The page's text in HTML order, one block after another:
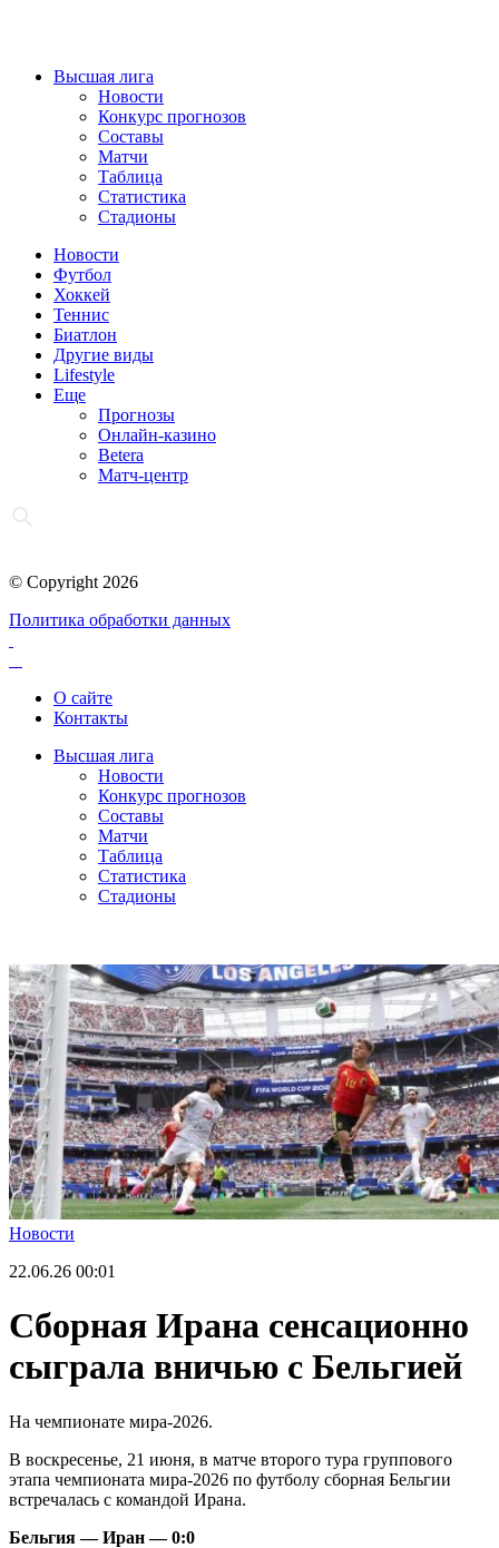
Высшая лига
Новости
Конкурс прогнозов
Составы
Матчи
Таблица
Статистика
Стадионы
Новости
Футбол
Хоккей
Теннис
Биатлон
Другие виды
Lifestyle
Еще
Прогнозы
Онлайн-казино
Betera
Матч-центр
© Copyright 2026
Политика обработки данных
О сайте
Контакты
Высшая лига
Новости
Конкурс прогнозов
Составы
Матчи
Таблица
Статистика
Стадионы
Новости
22.06.26 00:01
Сборная Ирана сенсационно
сыграла вничью с Бельгией
На чемпионате мира-2026.
В воскресенье, 21 июня, в матче второго тура группового
этапа чемпионата мира-2026 по футболу сборная Бельгии
встречалась с командой Ирана.
Бельгия — Иран — 0:0